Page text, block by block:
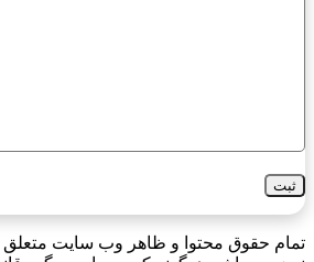
تمام حقوق محتوا و ظاهر وب سایت متعلق